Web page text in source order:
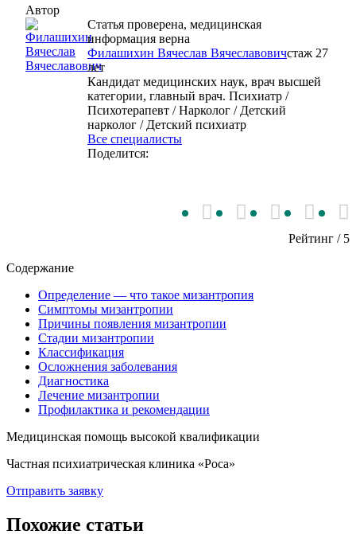
Автор
Статья проверена, медицинская
информация верна
Филашихин Вячеслав Вячеславовичcтаж 27
лет
Кандидат медицинских наук, врач высшей
категории, главный врач. Психиатр /
Психотерапевт / Нарколог / Детский
нарколог / Детский психиатр
Все специалисты
Поделится:
Рейтинг / 5
Содержание
Определение — что такое мизантропия
Симптомы мизантропии
Причины появления мизантропии
Стадии мизантропии
Классификация
Осложнения заболевания
Диагностика
Лечение мизантропии
Профилактика и рекомендации
Медицинская помощь высокой квалификации
Частная психиатрическая клиника «Роса»
Отправить заявку
Похожие статьи